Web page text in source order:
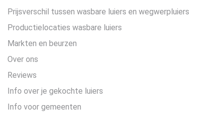
Prijsverschil tussen wasbare luiers en wegwerpluiers
Productielocaties wasbare luiers
Markten en beurzen
Over ons
Reviews
Info over je gekochte luiers
Info voor gemeenten